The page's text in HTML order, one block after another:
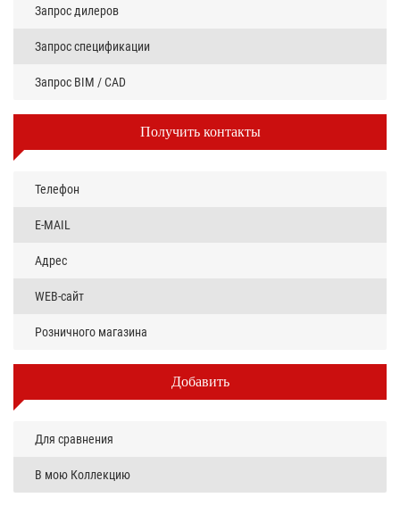
Запрос дилеров
Запрос спецификации
Запрос BIM / CAD
Получить контакты
Телефон
E-MAIL
Адрес
WEB-сайт
Розничного магазина
Добавить
Для сравнения
В мою Коллекцию